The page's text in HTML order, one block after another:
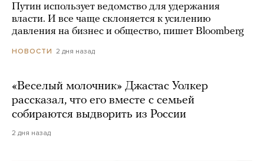
Путин использует ведомство для удержания
власти. И все чаще склоняется к усилению
давления на бизнес и общество, пишет Bloomberg
НОВОСТИ 2 дня назад
«Веселый молочник» Джастас Уолкер
рассказал, что его вместе с семьей
собираются выдворить из России
2 дня назад